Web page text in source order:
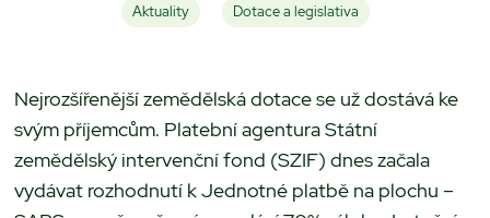
Aktuality Dotace a legislativa
Nejrozšířenější zemědělská dotace se už dostává ke
svým příjemcům. Platební agentura Státní
zemědělský intervenční fond (SZIF) dnes začala
vydávat rozhodnutí k Jednotné platbě na plochu –